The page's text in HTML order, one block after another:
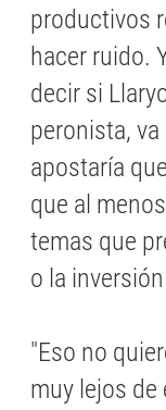
productivos
hacer ruido.
decir si
peronista,
apostaría
que al
temas que
o la
"Eso no
muy lejos de